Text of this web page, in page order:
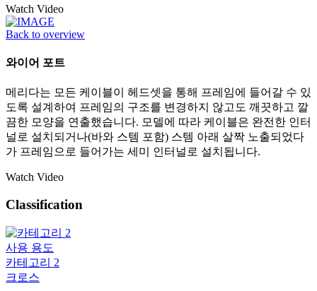
Watch Video
Back to overview
와이어 포트
메리다는 모든 케이블이 헤드셋을 통해 프레임에 들어갈 수 있
도록 설계하여 프레임의 구조를 변경하지 않고도 깨끗하고 깔
끔한 모양을 연출했습니다. 모델에 따라 케이블은 완전한 인터
널로 설치되거나(바와 스템 포함) 스템 아래 살짝 노출되었다
가 프레임으로 들어가는 세미 인터널로 설치됩니다.
Watch Video
Classification
사용 용도
카테고리 2
크로스